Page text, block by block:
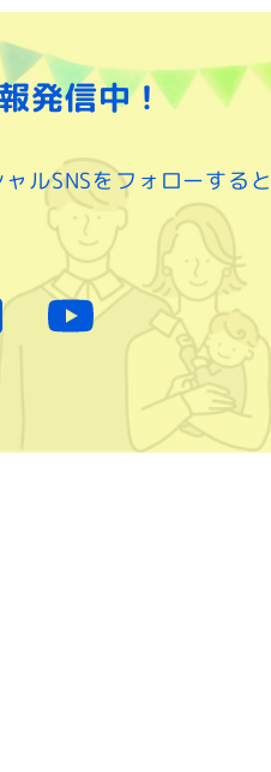
発信中！
ルSNSをフォローすると